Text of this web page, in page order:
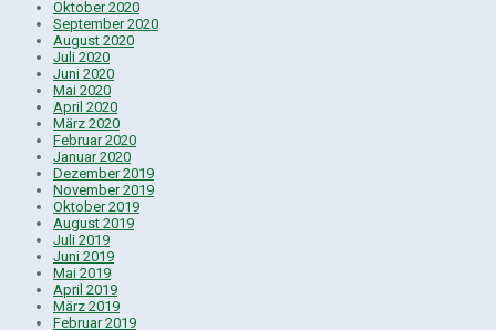
Oktober 2020
September 2020
August 2020
Juli 2020
Juni 2020
Mai 2020
April 2020
März 2020
Februar 2020
Januar 2020
Dezember 2019
November 2019
Oktober 2019
August 2019
Juli 2019
Juni 2019
Mai 2019
April 2019
März 2019
Februar 2019